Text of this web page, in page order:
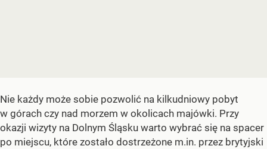
Nie każdy może sobie pozwolić na kilkudniowy pobyt
w górach czy nad morzem w okolicach majówki. Przy
okazji wizyty na Dolnym Śląsku warto wybrać się na spacer
po miejscu, które zostało dostrzeżone m.in. przez brytyjski